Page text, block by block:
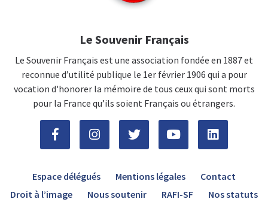
Le Souvenir Français
Le Souvenir Français est une association fondée en 1887 et
reconnue d’utilité publique le 1er février 1906 qui a pour
vocation d'honorer la mémoire de tous ceux qui sont morts
pour la France qu’ils soient Français ou étrangers.
Espace délégués Mentions légales
Contact
Droit à l’image
Nous soutenir RAFI-SF Nos statuts